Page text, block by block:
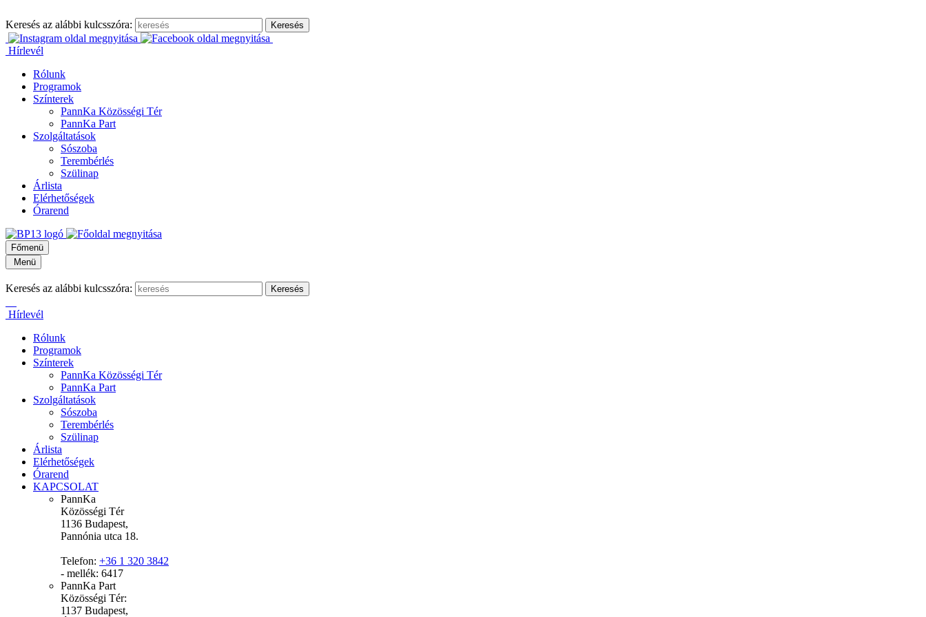
Keresés az alábbi kulcsszóra:
Hírlevél
Rólunk
Programok
Színterek
PannKa Közösségi Tér
PannKa Part
Szolgáltatások
Sószoba
Terembérlés
Szülinap
Árlista
Elérhetőségek
Órarend
Főmenü
Menü
Keresés az alábbi kulcsszóra:
Hírlevél
Rólunk
Programok
Színterek
PannKa Közösségi Tér
PannKa Part
Szolgáltatások
Sószoba
Terembérlés
Szülinap
Árlista
Elérhetőségek
Órarend
KAPCSOLAT
PannKa
Közösségi Tér
1136 Budapest,
Pannónia utca 18.
Telefon: +36 1 320 3842
- mellék: 6417
PannKa Part
Közösségi Tér:
1137 Budapest,